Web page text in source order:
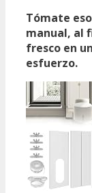
Tómate
manual, al
fresco en
esfuerzo.